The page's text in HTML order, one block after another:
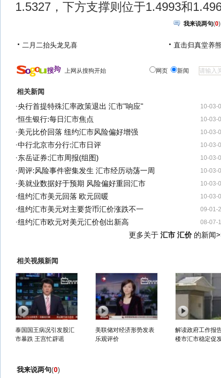
1.5327，下方支撑则位于1.4993和
我来说两句(0)
二月二抬头龙见喜 直击归真堂养
上网从搜狗开始 网页 新闻
相关新闻
10-03-
·央行首提特殊汇率政策退出 汇市"响应"
10-03-
·恒生银行:每日汇市焦点
10-03-
·美元比价回落 纽约汇市风险偏好增强
10-03-
·中行北京市分行:汇市日评
10-03-
·东岳证券:汇市周报(组图)
10-03-
·周评:风险事件密集发生 汇市经历动荡一周
10-03-
·美就业数据好于预期 风险偏好重回汇市
10-03-
·纽约汇市美元回落 欧元回暖
09-01-
·纽约汇市美元对主要货币汇价涨跌不一
08-07-
·纽约汇市欧元对美元汇价创出新高
更多关于 汇市 汇价的新闻
相关视频新闻
泰国国王病况引发股汇
市暴跌 王宫忙辟谣
美联储对经济形势发表
乐观评价
解读政府工作报
楼市汇市稳定促
我来说两句(0)